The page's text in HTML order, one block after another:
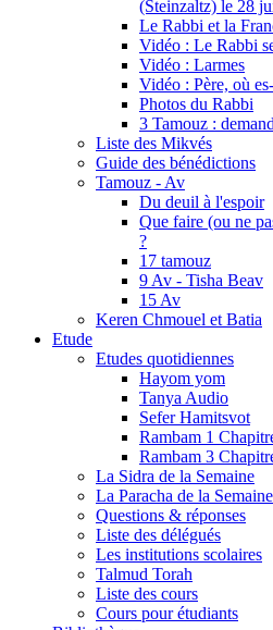
(Steinzaltz) le 28
Le Rabbi et la
Vidéo : Le Rabbi
Vidéo : Larmes
Vidéo : Père, où
Photos du Rabbi
3 Tamouz :
Liste des Mikvés
Guide des bénédictions
Tamouz - Av
Du deuil à l'espoir
Que faire (ou ne
?
17 tamouz
9 Av - Tisha Beav
15 Av
Keren Chmouel et Batia
Etude
Etudes quotidiennes
Hayom yom
Tanya Audio
Sefer Hamitsvot
Rambam 1
Rambam 3
La Sidra de la Semaine
La Paracha de la Semaine
Questions & réponses
Liste des délégués
Les institutions scolaires
Talmud Torah
Liste des cours
Cours pour étudiants